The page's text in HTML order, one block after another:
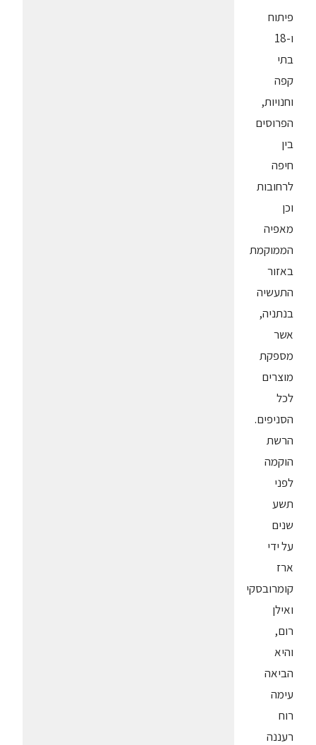
פיתוח
ו-18
בתי
קפה
וחנויות,
הפרוסים
בין
חיפה
לרחובות
וכן
מאפיה
הממוקמת
באזור
התעשיה
בנתניה,
אשר
מספקת
מוצרים
לכל
הסניפים.
הרשת
הוקמה
לפני
תשע
שנים
על ידי
ארז
קומרובסקי
ואילן
רום,
והיא
הביאה
עימה
רוח
רעננה